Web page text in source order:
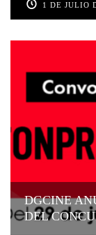
1 DE JULIO
DGCINE
DEL